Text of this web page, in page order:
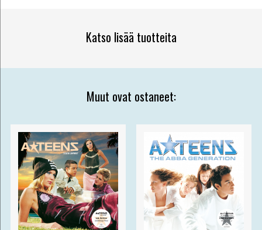
Katso lisää tuotteita
Muut ovat ostaneet: